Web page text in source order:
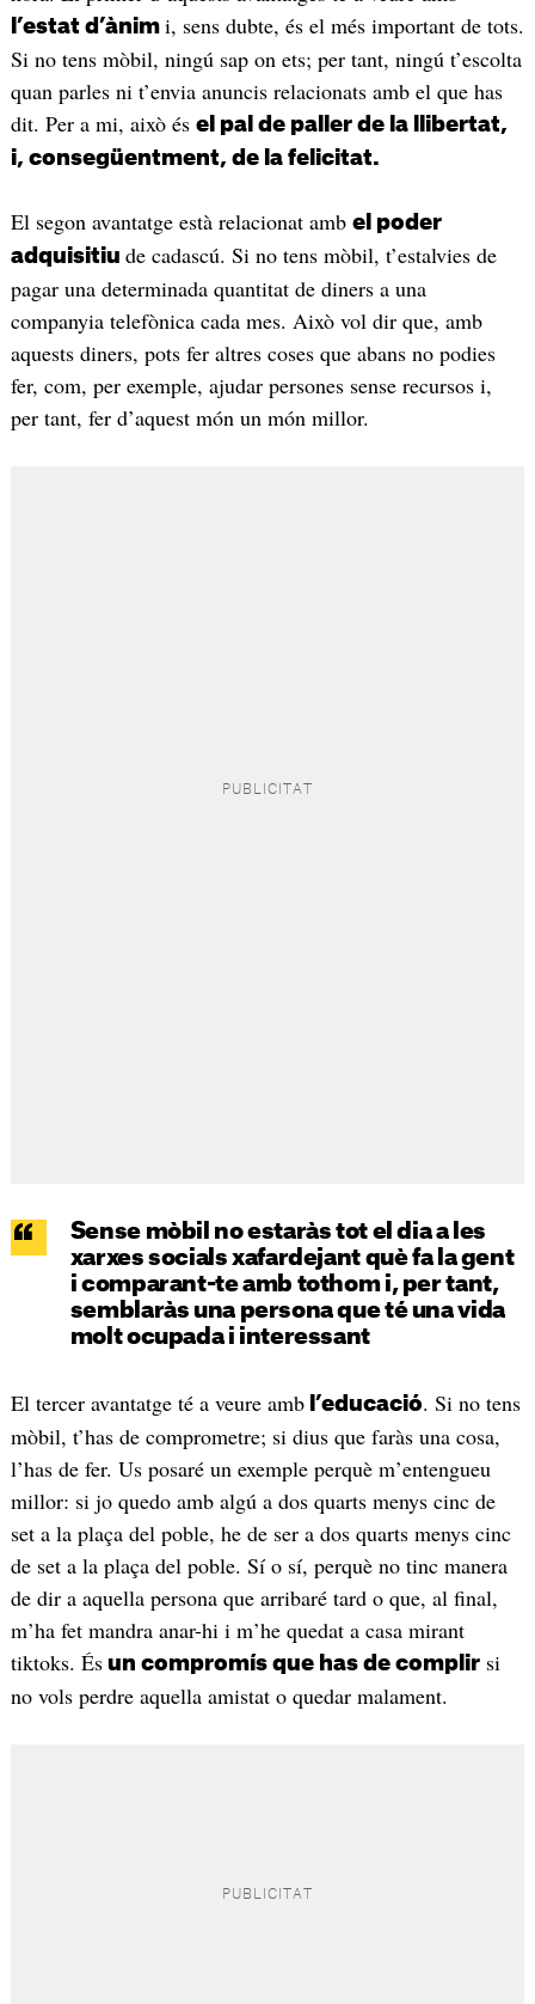
l’estat d’ànim i, sens dubte, és el més important de tots.
Si no tens mòbil, ningú sap on ets; per tant, ningú t’escolta
quan parles ni t’envia anuncis relacionats amb el que has
dit. Per a mi, això és el pal de paller de la llibertat,
i, consegüentment, de la felicitat.
El segon avantatge està relacionat amb el poder
adquisitiu de cadascú. Si no tens mòbil, t’estalvies de
pagar una determinada quantitat de diners a una
companyia telefònica cada mes. Això vol dir que, amb
aquests diners, pots fer altres coses que abans no podies
fer, com, per exemple, ajudar persones sense recursos i,
per tant, fer d’aquest món un món millor.
Sense mòbil no estaràs tot el dia a les
xarxes socials xafardejant què fa la gent
i comparant-te amb tothom i, per tant,
semblaràs una persona que té una vida
molt ocupada i interessant
El tercer avantatge té a veure ambl’educació. Si no tens
mòbil, t’has de comprometre; si dius que faràs una cosa,
l’has de fer. Us posaré un exemple perquè m’entengueu
millor: si jo quedo amb algú a dos quarts menys cinc de
set a la plaça del poble, he de ser a dos quarts menys cinc
de set a la plaça del poble. Sí o sí, perquè no tinc manera
de dir a aquella persona que arribaré tard o que, al final,
m’ha fet mandra anar-hi i m’he quedat a casa mirant
tiktoks. Ésun compromís que has de complirsi
no vols perdre aquella amistat o quedar malament.